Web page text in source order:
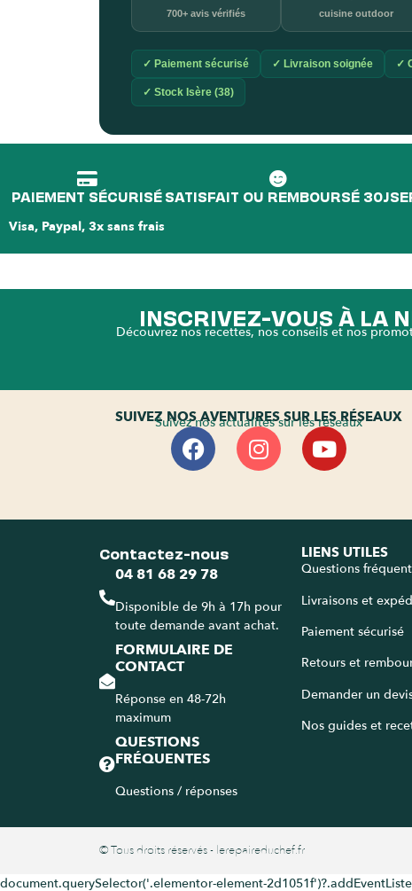
700+ avis vérifiés
cuisine outdoor
✓ Paiement sécurisé ✓ Livraison soignée ✓
✓ Stock Isère (38)
PAIEMENT SÉCURISÉ
Visa, Paypal, 3x sans frais
SATISFAIT OU REMBOURSÉ 30J
INSCRIVEZ-VOUS À LA
Découvrez nos recettes, nos conseils et nos
SUIVEZ NOS AVENTURES SUR LES RÉSEAUX
Suivez nos actualités sur les réseaux
Contactez-nous
04 81 68 29 78
Disponible de 9h à 17h pour
toute demande avant achat.
FORMULAIRE DE
CONTACT
Réponse en 48-72h
maximum
QUESTIONS
FRÉQUENTES
Questions / réponses
LIENS UTILES
Questions
Livraisons et
Paiement sécurisé
Retours et
Demander un
Nos guides et
© Tous droits réservés - lerepaireduchef.fr
document.querySelector('.elementor-element-